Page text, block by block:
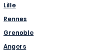
Lille
Rennes
Grenoble
Angers